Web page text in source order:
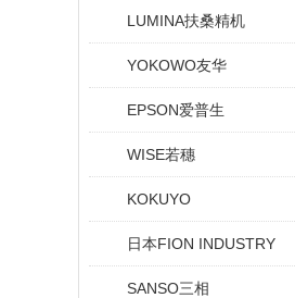
LUMINA扶桑精机
YOKOWO友华
EPSON爱普生
WISE若穗
KOKUYO
日本FION INDUSTRY
SANSO三相